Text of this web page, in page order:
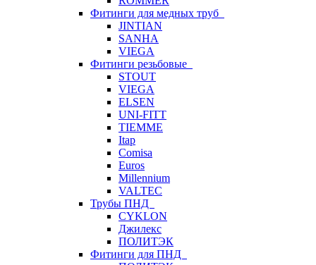
Фитинги для медных труб
JINTIAN
SANHA
VIEGA
Фитинги резьбовые
STOUT
VIEGA
ELSEN
UNI-FITT
TIEMME
Itap
Comisa
Euros
Millennium
VALTEC
Трубы ПНД
CYKLON
Джилекс
ПОЛИТЭК
Фитинги для ПНД